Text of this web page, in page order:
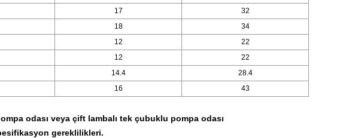
17
32
18
34
12
22
12
22
14.4
28.4
16 43
odası veya çift lambalı tek çubuklu pompa odası
gereklilikleri.